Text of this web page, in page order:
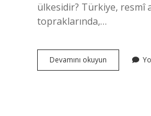
ülkesidir? Türkiye, resmî
topraklarında,…
Devamını okuyun Türkiyenin
Nereleri